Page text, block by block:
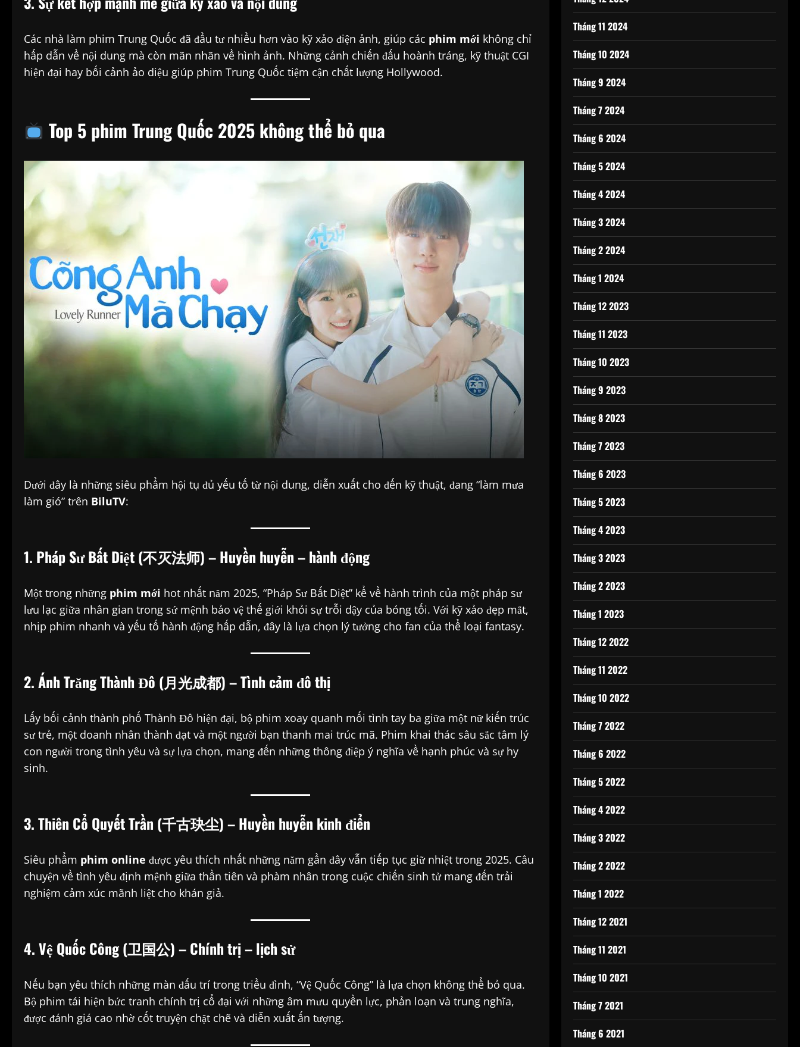
Các nhà làm phim Trung Quốc đã đầu tư nhiều hơn vào kỹ xảo điện ảnh, giúp các phim mới không chỉ
hấp dẫn về nội dung mà còn mãn nhãn về hình ảnh. Những cảnh chiến đấu hoành tráng, kỹ thuật CGI
hiện đại hay bối cảnh ảo diệu giúp phim Trung Quốc tiệm cận chất lượng Hollywood.
Top 5 phim Trung Quốc 2025 không thể bỏ qua
Dưới đây là những siêu phẩm hội tụ đủ yếu tố từ nội dung, diễn xuất cho đến kỹ thuật, đang “làm mưa
làm gió” trên BiluTV:
1. Pháp Sư Bất Diệt (不灭法师) – Huyền huyễn – hành động
Một trong những phim mới hot nhất năm 2025, “Pháp Sư Bất Diệt” kể về hành trình của một pháp sư
lưu lạc giữa nhân gian trong sứ mệnh bảo vệ thế giới khỏi sự trỗi dậy của bóng tối. Với kỹ xảo đẹp mắt,
nhịp phim nhanh và yếu tố hành động hấp dẫn, đây là lựa chọn lý tưởng cho fan của thể loại fantasy.
2. Ánh Trăng Thành Đô (月光成都) – Tình cảm đô thị
Lấy bối cảnh thành phố Thành Đô hiện đại, bộ phim xoay quanh mối tình tay ba giữa một nữ kiến trúc
sư trẻ, một doanh nhân thành đạt và một người bạn thanh mai trúc mã. Phim khai thác sâu sắc tâm lý
con người trong tình yêu và sự lựa chọn, mang đến những thông điệp ý nghĩa về hạnh phúc và sự hy
sinh.
3. Thiên Cổ Quyết Trần (千古玦尘) – Huyền huyễn kinh điển
Siêu phẩm phim online được yêu thích nhất những năm gần đây vẫn tiếp tục giữ nhiệt trong 2025. Câu
chuyện về tình yêu định mệnh giữa thần tiên và phàm nhân trong cuộc chiến sinh tử mang đến trải
nghiệm cảm xúc mãnh liệt cho khán giả.
4. Vệ Quốc Công (卫国公) – Chính trị – lịch sử
Nếu bạn yêu thích những màn đấu trí trong triều đình, “Vệ Quốc Công” là lựa chọn không thể bỏ qua.
Bộ phim tái hiện bức tranh chính trị cổ đại với những âm mưu quyền lực, phản loạn và trung nghĩa,
được đánh giá cao nhờ cốt truyện chặt chẽ và diễn xuất ấn tượng.
Tháng 11 2024
Tháng 10 2024
Tháng 9 2024
Tháng 7 2024
Tháng 6 2024
Tháng 5 2024
Tháng 4 2024
Tháng 3 2024
Tháng 2 2024
Tháng 1 2024
Tháng 12 2023
Tháng 11 2023
Tháng 10 2023
Tháng 9 2023
Tháng 8 2023
Tháng 7 2023
Tháng 6 2023
Tháng 5 2023
Tháng 4 2023
Tháng 3 2023
Tháng 2 2023
Tháng 1 2023
Tháng 12 2022
Tháng 11 2022
Tháng 10 2022
Tháng 7 2022
Tháng 6 2022
Tháng 5 2022
Tháng 4 2022
Tháng 3 2022
Tháng 2 2022
Tháng 1 2022
Tháng 12 2021
Tháng 11 2021
Tháng 10 2021
Tháng 7 2021
Tháng 6 2021